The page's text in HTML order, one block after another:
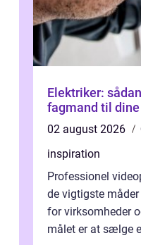
Elektriker:
fagmand til
02 august 2026
inspiration
Professionel
de vigtigste
for virksomheder
målet er at sælge